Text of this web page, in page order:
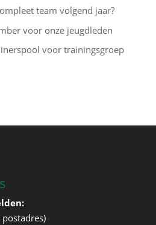
team volgend jaar?
voor onze jeugdleden
voor trainingsgroep